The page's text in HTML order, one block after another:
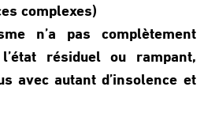
complexes)
n’a pas complètement
résiduel ou rampant,
avec autant d’insolence et